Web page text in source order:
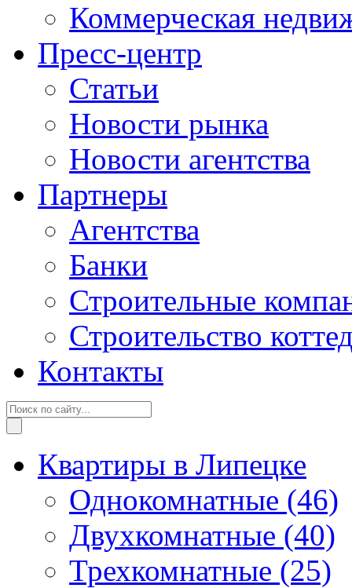
Коммерческая
Пресс-центр
Статьи
Новости рынка
Новости агентства
Партнеры
Агентства
Банки
Строительные
Строительство
Контакты
Квартиры в Липецке
Однокомнатные (46)
Двухкомнатные (40)
Трехкомнатные (25)